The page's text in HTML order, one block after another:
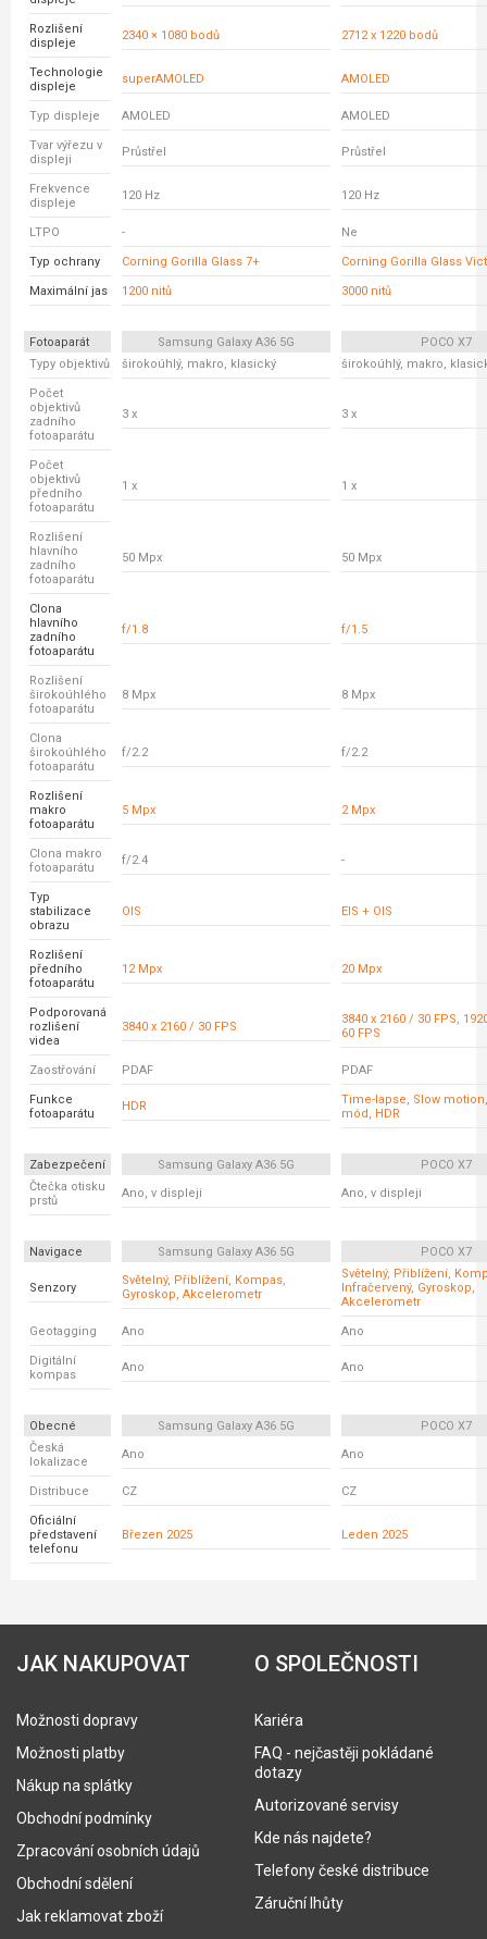
Rozlišení
displeje
2340 × 1080 bodů 2712 x 1220 bodů
Technologie
displeje
superAMOLED AMOLED
Typ displeje AMOLED AMOLED
Tvar výřezu v
displeji
Průstřel Průstřel
Frekvence
displeje
120 Hz 120 Hz
LTPO - Ne
Typ ochrany Corning Gorilla Glass 7+ Corning Gorilla Glass
Maximální jas 1200 nitů 3000 nitů
Fotoaparát Samsung Galaxy A36 5G
POCO X7
Typy objektivů
širokoúhlý, makro, klasický širokoúhlý, makro,
Počet
objektivů
zadního
fotoaparátu
3 x 3 x
Počet
objektivů
předního
fotoaparátu
1 x 1 x
Rozlišení
hlavního
zadního
fotoaparátu
50 Mpx 50 Mpx
Clona
hlavního
zadního
fotoaparátu
f/1.8 f/1.5
Rozlišení
širokoúhlého
fotoaparátu
8 Mpx 8 Mpx
Clona
širokoúhlého
fotoaparátu
f/2.2 f/2.2
Rozlišení
makro
fotoaparátu
5 Mpx 2 Mpx
Clona makro
fotoaparátu
f/2.4 -
Typ
stabilizace
obrazu
OIS EIS + OIS
Rozlišení
předního
fotoaparátu
12 Mpx 20 Mpx
Podporovaná
rozlišení
videa
3840 x 2160 / 30 FPS
3840 x 2160 / 30 FPS,
60 FPS
Zaostřování PDAF PDAF
Funkce
fotoaparátu
HDR
Time-lapse, Slow
mód, HDR
Zabezpečení Samsung Galaxy A36 5G
POCO X7
Čtečka otisku
prstů
Ano, v displeji Ano, v displeji
Navigace Samsung Galaxy A36 5G POCO X7
Senzory
Světelný, Přiblížení, Kompas,
Gyroskop, Akcelerometr
Světelný, Přiblížení,
Infračervený, Gyroskop,
Akcelerometr
Geotagging Ano Ano
Digitální
kompas
Ano Ano
Obecné Samsung Galaxy A36 5G
POCO X7
Česká
lokalizace
Ano Ano
Distribuce CZ CZ
Oficiální
představení
telefonu
Březen 2025 Leden 2025
JAK NAKUPOVAT
Možnosti dopravy
Možnosti platby
Nákup na splátky
Obchodní podmínky
Zpracování osobních údajů
Obchodní sdělení
Jak reklamovat zboží
O SPOLEČNOSTI
Kariéra
FAQ - nejčastěji pokládané
dotazy
Autorizované servisy
Kde nás najdete?
Telefony české distribuce
Záruční lhůty